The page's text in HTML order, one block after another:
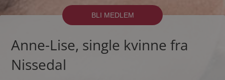
BLI MEDLEM
Anne-Lise, single kvinne fra
Nissedal